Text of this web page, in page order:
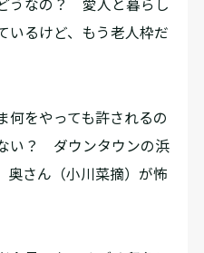
うなの？ 愛人と暮らし
いるけど、もう老人枠だ
をやっても許されるの
い？ ダウンタウンの浜
奥さん（小川菜摘）が怖